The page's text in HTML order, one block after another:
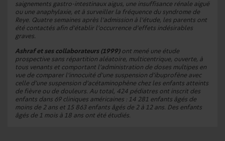
saignements gastro-intestinaux aigus, une insuffisance rénale aiguë
ou une anaphylaxie, et à surveiller la fréquence du syndrome de
Reye. Quatre semaines après l’admission à l’étude, les parents ont
été contactés afin d’établir l’occurrence d’effets indésirables
graves.
Ashraf et ses collaborateurs (1999)ont mené une étude
prospective sans répartition aléatoire, multicentrique, ouverte, à
tous venants et comportant l’administration de doses multipes en
vue de comparer l’innocuité d’une suspension d’ibuprofène avec
celle d’une suspension d’acétaminophène chez les enfants atteints
de fièvre ou de douleurs. Au total, 424 pédiatres ont inscrit des
enfants dans 69 cliniques américaines : 14 281 enfants âgés de
moins de 2 ans et 15 863 enfants âgés de 2 à 12 ans. Des enfants
âgés de 1 mois à 18 ans ont été étudiés.